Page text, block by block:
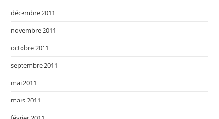
décembre 2011
novembre 2011
octobre 2011
septembre 2011
mai 2011
mars 2011